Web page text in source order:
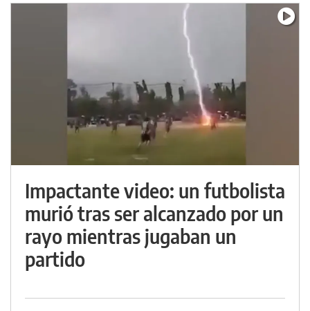
Impactante video: un futbolista
murió tras ser alcanzado por un
rayo mientras jugaban un
partido